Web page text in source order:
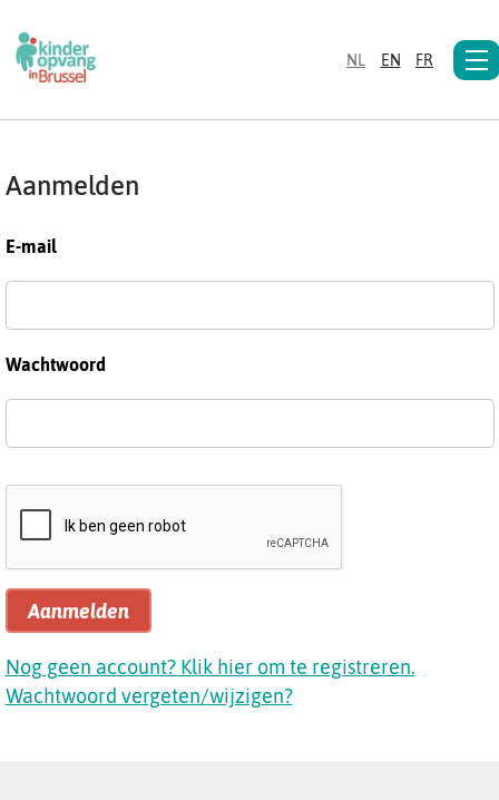
NL EN FR
Aanmelden
E-mail
Wachtwoord
Aanmelden
Nog geen account? Klik hier om te registreren.
Wachtwoord vergeten/wijzigen?